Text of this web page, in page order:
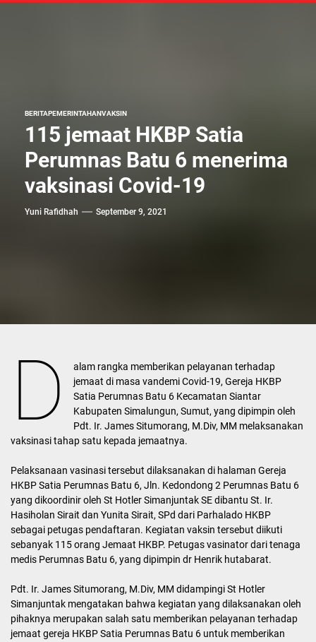
BERITAPEMERINTAHANVAKSIN
115 jemaat HKBP Satia
Perumnas Batu 6 menerima
vaksinasi Covid-19
Yuni Rafidhah September 9, 2021
D
alam rangka memberikan pelayanan terhadap
jemaat di masa vandemi Covid-19, Gereja HKBP
Satia Perumnas Batu 6 Kecamatan Siantar
Kabupaten Simalungun, Sumut, yang dipimpin oleh
Pdt. Ir. James Situmorang, M.Div, MM melaksanakan
vaksinasi tahap satu kepada jemaatnya.
Pelaksanaan vasinasi tersebut dilaksanakan di halaman Gereja
HKBP Satia Perumnas Batu 6, Jln. Kedondong 2 Perumnas Batu 6
yang dikoordinir oleh St Hotler Simanjuntak SE dibantu St. Ir.
Hasiholan Sirait dan Yunita Sirait, SPd dari Parhalado HKBP
sebagai petugas pendaftaran. Kegiatan vaksin tersebut diikuti
sebanyak 115 orang Jemaat HKBP. Petugas vasinator dari tenaga
medis Perumnas Batu 6, yang dipimpin dr Henrik hutabarat.
Pdt. Ir. James Situmorang, M.Div, MM didampingi St Hotler
Simanjuntak mengatakan bahwa kegiatan yang dilaksanakan oleh
pihaknya merupakan salah satu memberikan pelayanan terhadap
jemaat gereja HKBP Satia Perumnas Batu 6 untuk memberikan